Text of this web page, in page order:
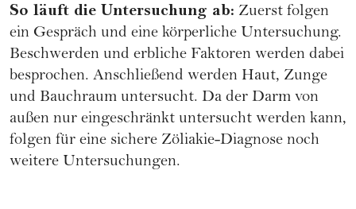
So läuft die Untersuchung ab: Zuerst folgen
ein Gespräch und eine körperliche Untersuchung.
Beschwerden und erbliche Faktoren werden dabei
besprochen. Anschließend werden Haut, Zunge
und Bauchraum untersucht. Da der Darm von
außen nur eingeschränkt untersucht werden kann,
folgen für eine sichere Zöliakie-Diagnose noch
weitere Untersuchungen.